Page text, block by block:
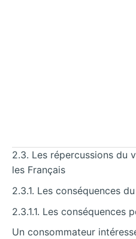
2.3. Les répercussions du
les Français
2.3.1. Les conséquences
2.3.1.1. Les conséquences
Un consommateur